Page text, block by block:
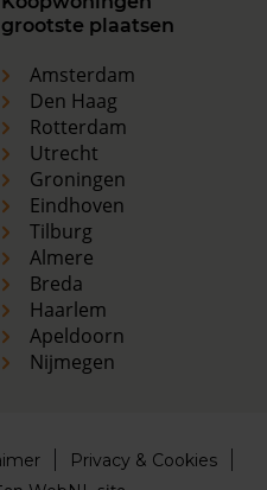
grootste plaatsen
Amsterdam
Den Haag
Rotterdam
Utrecht
Groningen
Eindhoven
Tilburg
Almere
Breda
Haarlem
Apeldoorn
Nijmegen
Privacy & Cookies